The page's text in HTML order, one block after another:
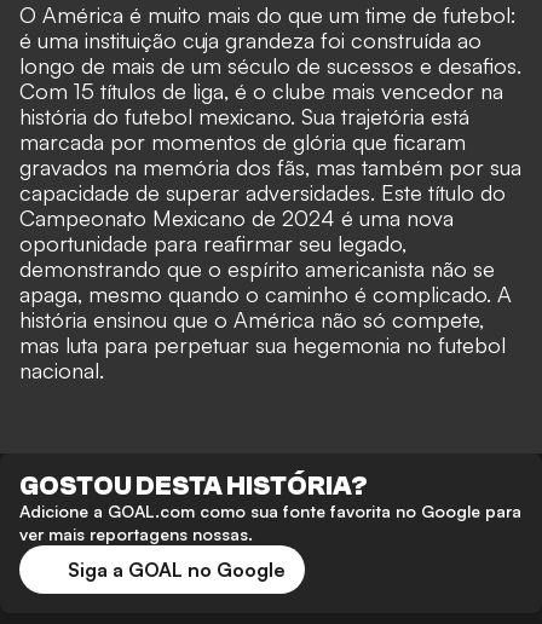
O América é muito mais do que um time de futebol:
é uma instituição cuja grandeza foi construída ao
longo de mais de um século de sucessos e desafios.
Com 15 títulos de liga, é o clube mais vencedor na
história do futebol mexicano. Sua trajetória está
marcada por momentos de glória que ficaram
gravados na memória dos fãs, mas também por sua
capacidade de superar adversidades. Este título do
Campeonato Mexicano de 2024 é uma nova
oportunidade para reafirmar seu legado,
demonstrando que o espírito americanista não se
apaga, mesmo quando o caminho é complicado. A
história ensinou que o América não só compete,
mas luta para perpetuar sua hegemonia no futebol
nacional.
GOSTOU DESTA HISTÓRIA?
Adicione a GOAL.com como sua fonte favorita no Google para
ver mais reportagens nossas.
Siga a GOAL no Google